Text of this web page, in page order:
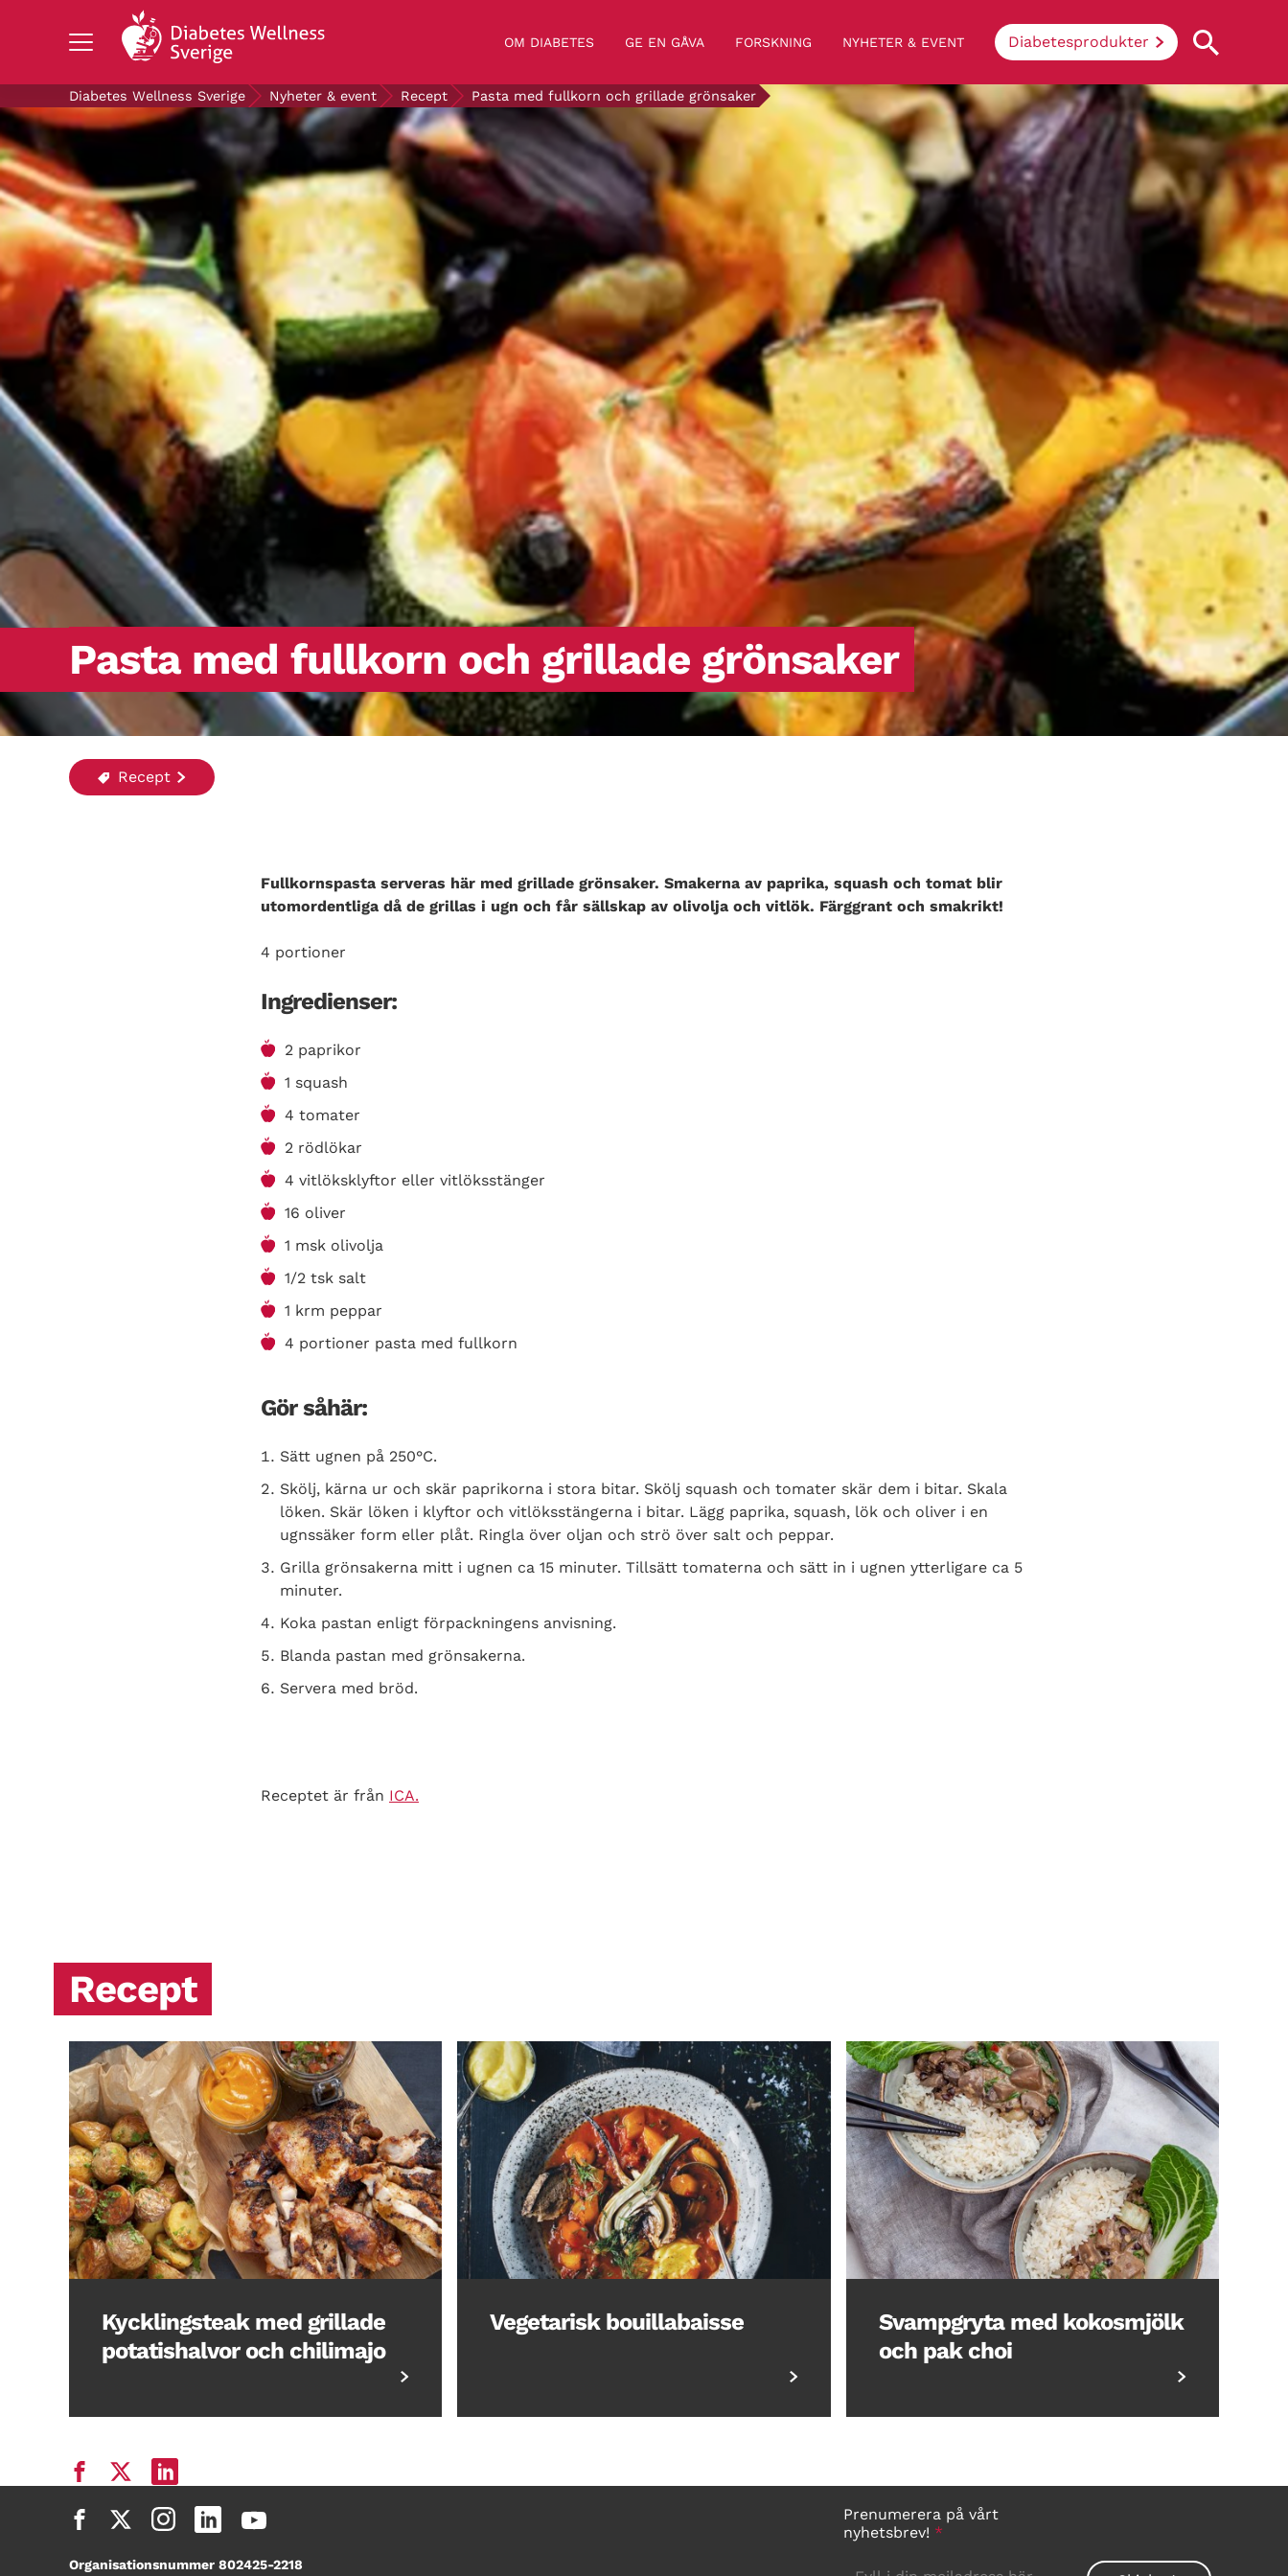
OM DIABETES GE EN GÅVA FORSKNING NYHETER & EVENT Diabetesprodukter
STÖD OSS
FORSKNING
NYHETER & EVENT
OM OSS
GRATIS DIABETESPRODUKTER
Blodsockerkollen
Vad innebär diabetes?
Enkelt uttryckt hindrar sjukdomen
kroppen ifrån att konvertera socker och
stärkelse från mat till energi. Vid
diabetes klarar inte kroppen av att
producera insulin eller det insulin som
produceras fungerar inte (så kallad
insulinresistens).
Search Diabetes Wellness Sverige
Diabetes Wellness Sverige Nyheter & event Recept Pasta med fullkorn och grillade grönsaker
Pasta med fullkorn och grillade grönsaker
Recept
Fullkornspasta serveras här med grillade grönsaker. Smakerna av paprika, squash och tomat blir
utomordentliga då de grillas i ugn och får sällskap av olivolja och vitlök. Färggrant och smakrikt!
4 portioner
Ingredienser:
2 paprikor
1 squash
4 tomater
2 rödlökar
4 vitlöksklyftor eller vitlöksstänger
16 oliver
1 msk olivolja
1/2 tsk salt
1 krm peppar
4 portioner pasta med fullkorn
Gör såhär:
Sätt ugnen på 250°C.
Skölj, kärna ur och skär paprikorna i stora bitar. Skölj squash och tomater skär dem i bitar. Skala
löken. Skär löken i klyftor och vitlöksstängerna i bitar. Lägg paprika, squash, lök och oliver i en
ugnssäker form eller plåt. Ringla över oljan och strö över salt och peppar.
Grilla grönsakerna mitt i ugnen ca 15 minuter. Tillsätt tomaterna och sätt in i ugnen ytterligare ca 5
minuter.
Koka pastan enligt förpackningens anvisning.
Blanda pastan med grönsakerna.
Servera med bröd.
Receptet är från ICA.
Recept
Kycklingsteak med grillade
potatishalvor och chilimajo
Vegetarisk bouillabaisse
Svampgryta med kokosmjölk
och pak choi
Organisationsnummer 802425-2218
Prenumerera på vårt
nyhetsbrev! *